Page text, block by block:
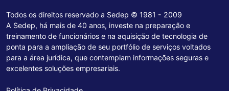
Todos os direitos reservado a Sedep © 1981 - 2009
A Sedep, há mais de 40 anos, investe na preparação e
treinamento de funcionários e na aquisição de tecnologia de
ponta para a ampliação de seu portfólio de serviços voltados
para a área jurídica, que contemplam informações seguras e
excelentes soluções empresariais.